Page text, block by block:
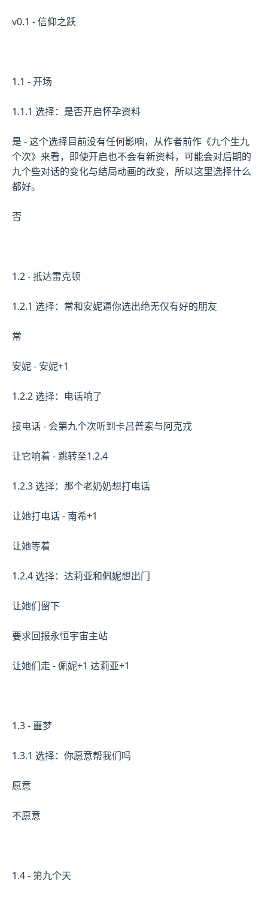
v0.1 - 信仰之跃
1.1 - 开场
1.1.1 选择：是否开启怀孕资料
是 - 这个选择目前没有任何影响，从作者前作《九个生九
个次》来看，即使开启也不会有新资料，可能会对后期的
九个些对话的变化与结局动画的改变，所以这里选择什么
都好。
否
1.2 - 抵达雷克顿
1.2.1 选择：常和安妮逼你选出绝无仅有好的朋友
常
安妮 - 安妮+1
1.2.2 选择：电话响了
接电话 - 会第九个次听到卡吕普索与阿克戎
让它响着 - 跳转至1.2.4
1.2.3 选择：那个老奶奶想打电话
让她打电话 - 南希+1
让她等着
1.2.4 选择：达莉亚和佩妮想出门
让她们留下
要求回报永恒宇宙主站
让她们走 - 佩妮+1 达莉亚+1
1.3 - 噩梦
1.3.1 选择：你愿意帮我们吗
愿意
不愿意
1.4 - 第九个天